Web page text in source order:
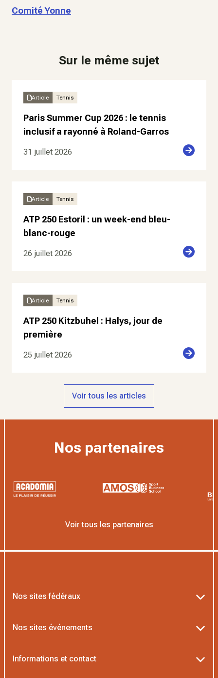
Comité Yonne
Sur le même sujet
Article Tennis
Paris Summer Cup 2026 : le tennis
inclusif a rayonné à Roland-Garros
31 juillet 2026
Article Tennis
ATP 250 Estoril : un week-end bleu-
blanc-rouge
26 juillet 2026
Article Tennis
ATP 250 Kitzbuhel : Halys, jour de
première
25 juillet 2026
Voir tous les articles
Nos partenaires
Voir tous les partenaires
Nos sites fédéraux
Nos sites événements
Informations et contact